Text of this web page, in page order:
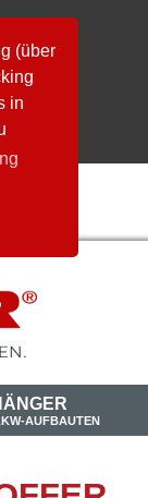
(über
in
AUFBAUTEN